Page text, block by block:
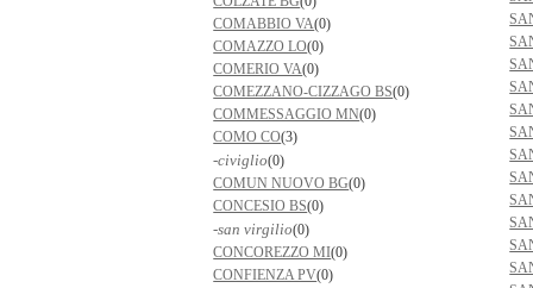
COMABBIO VA(0)
COMAZZO LO(0)
COMERIO VA(0)
COMEZZANO-CIZZAGO BS(0)
COMMESSAGGIO MN(0)
COMO CO(3)
-civiglio(0)
COMUN NUOVO BG(0)
CONCESIO BS(0)
-san virgilio(0)
CONCOREZZO MI(0)
CONFIENZA PV(0)